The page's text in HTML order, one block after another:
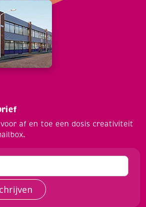
af en toe een dosis creativiteit